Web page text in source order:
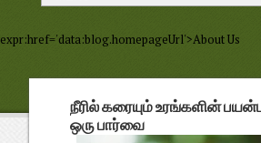
expr:href='data:blog.homepageUrl'>About Us
நீரில் கரையும் உரங்களின்
ஒரு பார்வை